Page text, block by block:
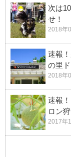
次は
せ！
2018年
速報
の里
2018年
速報
ロン
2017年